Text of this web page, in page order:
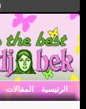
الرئيسية المقالات